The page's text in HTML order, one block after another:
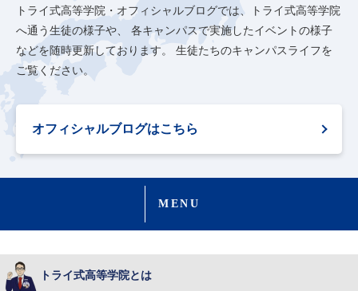
トライ式高等学院・オフィシャルブログでは、トライ式高等学院
へ通う生徒の様子や、
各キャンパスで実施したイベントの様子
などを随時更新しております。
生徒たちのキャンパスライフを
ご覧ください。
オフィシャルブログはこちら
MENU
トライ式高等学院とは